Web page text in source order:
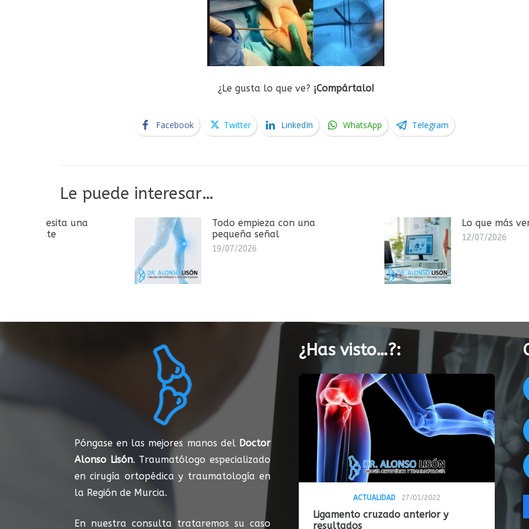
¿Le gusta lo que ve? ¡Compártalo!
Facebook Twitter LinkedIn WhatsApp Telegram
Le puede interesar…
Todo empieza con una
pequeña señal
19/07/2026
Lo que más vemos en consulta
12/07/2026
Póngase en las mejores manos del Doctor
Alonso Lisón. Traumatólogo especializado
en cirugía ortopédica y traumatología en
la Región de Murcia.
En nuestra consulta trataremos su caso
¿Has visto…?:
ACTUALIDAD 27/01/2022
Ligamento cruzado anterior y
resultados